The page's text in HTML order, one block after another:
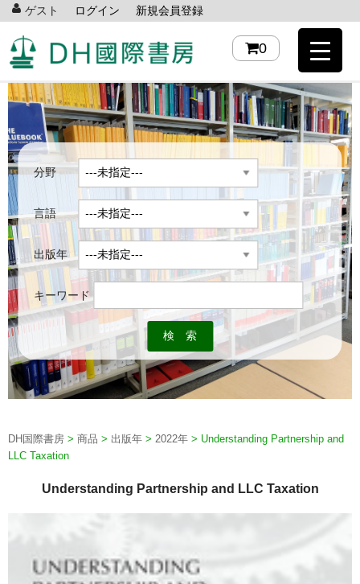
ゲスト ログイン 新規会員登録
0
分野
言語
出版年
キーワード
DH国際書房 > 商品 > 出版年 > 2022年 > Understanding Partnership and
LLC Taxation
Understanding Partnership and LLC Taxation